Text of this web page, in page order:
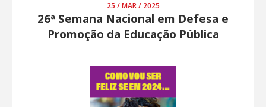
25 / MAR / 2025
26ª Semana Nacional em Defesa e
Promoção da Educação Pública